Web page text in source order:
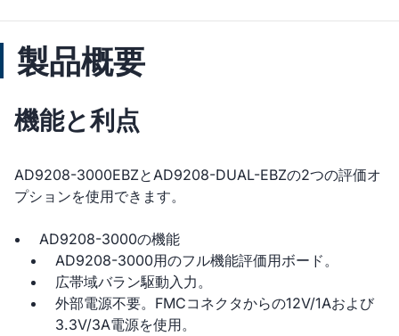
製品概要
機能と利点
AD9208-3000EBZとAD9208-DUAL-EBZの2つの評価オ
プションを使用できます。
AD9208-3000の機能
AD9208-3000用のフル機能評価用ボード。
広帯域バラン駆動入力。
外部電源不要。FMCコネクタからの12V/1Aおよび
3.3V/3A電源を使用。